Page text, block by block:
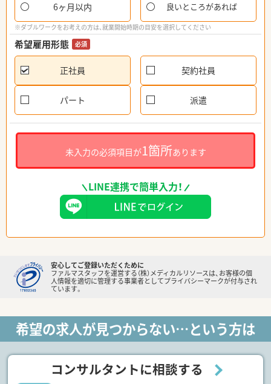
6ヶ月以内 良いところがあれば
※ダブルワークをお考えの方は、就業開始時期の目安を選択してください
希望雇用形態 必須
正社員 契約社員
パート 派遣
未入力の必須項目が1箇所あります
LINE連携で簡単入力！
安心してご登録いただくために
ファルマスタッフを運営する（株）メディカルリソースは、お客様の個
人情報を適切に管理する事業者としてプライバシーマークが付与され
ています。
希望の求人が見つからない…という方は
コンサルタントに相談する